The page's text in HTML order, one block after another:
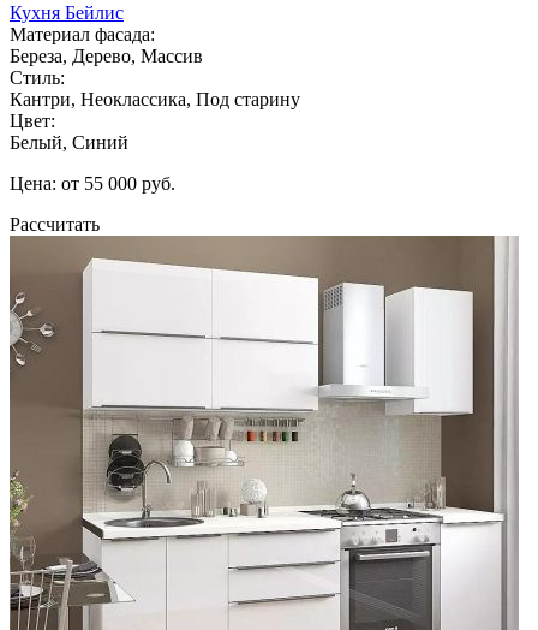
Кухня Бейлис
Материал фасада:
Береза, Дерево, Массив
Стиль:
Кантри, Неоклассика, Под старину
Цвет:
Белый, Синий
Цена: от 55 000 руб.
Рассчитать